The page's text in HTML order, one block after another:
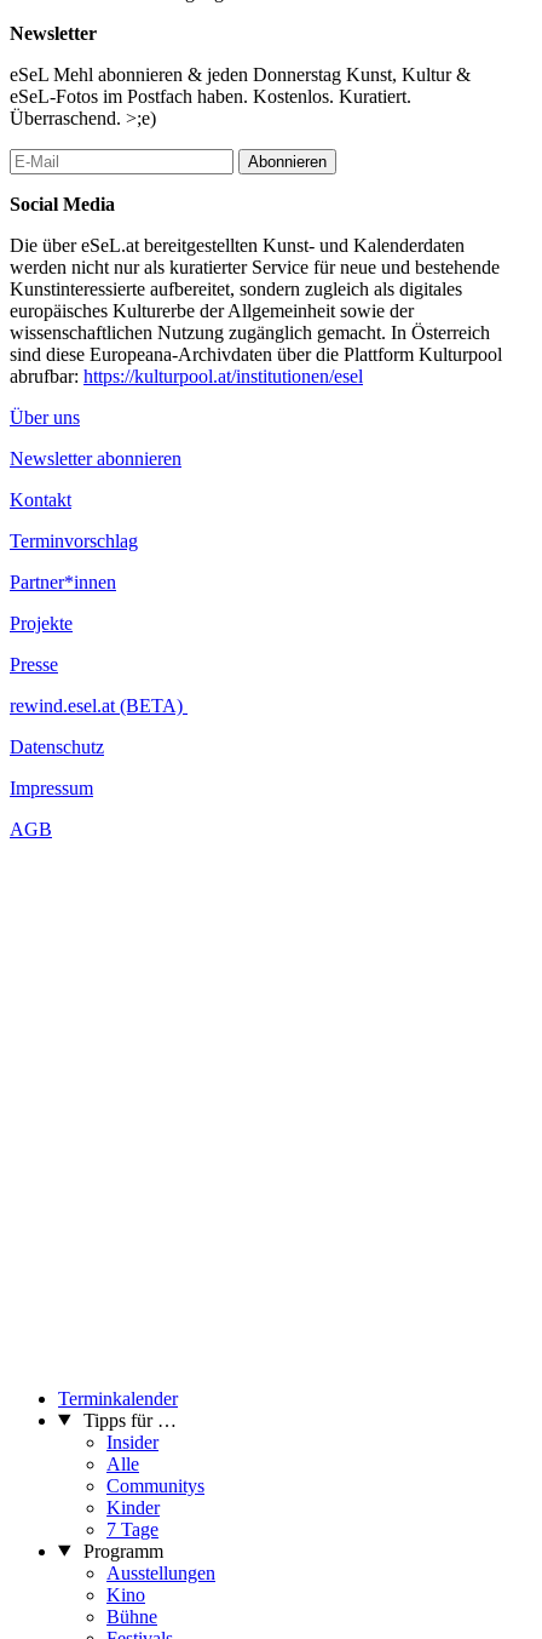
contentious cultural heritages with the arts? am Institute for Arts
Education an der Zürcher Hochschule der Künste im research
Von 18. März bis 5. November 2017 präsentiert die Schallaburg
die Ausstellung ISLAM. Im Fokus der Ausstellung steht das
geprägten Kulturen in Österreich. Ausgangspunkt sind aktuelle
Begegnungsräume von heute: Anhand ?vertrauter? Situationen im
täglichen Zusammenleben werden aktuelle Fragen, historische
Mittelpunkt gerückt. Sie laden zu einer vertieften kulturellen
Begegnung ein.
Im Zuge der ISLAM Ausstellung geben öffentliche Gastvorträge
auf der Schallaburg Einblicke in das Thema und in die
didaktischen Zugänge. Die öffentliche Vortragsreihe startet am
21. Oktober 2016 und endet am 10. März 2017.
...Mehr lesen
Newsletter
eSeL Mehl abonnieren & jeden Donnerstag Kunst, Kultur &
eSeL-Fotos im Postfach haben. Kostenlos. Kuratiert.
Überraschend. >;e)
Abonnieren
Social Media
Die über eSeL.at bereitgestellten Kunst- und Kalenderdaten
werden nicht nur als kuratierter Service für neue und bestehende
Kunstinteressierte aufbereitet, sondern zugleich als digitales
europäisches Kulturerbe der Allgemeinheit sowie der
wissenschaftlichen Nutzung zugänglich gemacht. In Österreich
sind diese Europeana-Archivdaten über die Plattform Kulturpool
abrufbar: https://kulturpool.at/institutionen/esel
Über uns
Newsletter abonnieren
Kontakt
Terminvorschlag
Partner*innen
Projekte
Presse
rewind.esel.at (BETA)
Datenschutz
Impressum
AGB
Terminkalender
Tipps für …
Insider
Alle
Communitys
Kinder
7 Tage
Programm
Ausstellungen
Kino
Bühne